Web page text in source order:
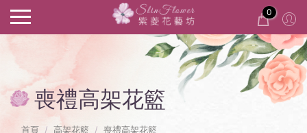
0
喪禮高架花籃
首頁 高架花籃 喪禮高架花籃